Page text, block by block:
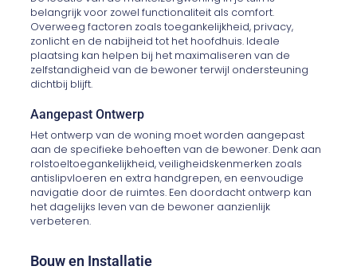
belangrijk voor zowel functionaliteit als comfort.
Overweeg factoren zoals toegankelijkheid, privacy,
zonlicht en de nabijheid tot het hoofdhuis. Ideale
plaatsing kan helpen bij het maximaliseren van de
zelfstandigheid van de bewoner terwijl ondersteuning
dichtbij blijft.
Aangepast Ontwerp
Het ontwerp van de woning moet worden aangepast
aan de specifieke behoeften van de bewoner. Denk aan
rolstoeltoegankelijkheid, veiligheidskenmerken zoals
antislipvloeren en extra handgrepen, en eenvoudige
navigatie door de ruimtes. Een doordacht ontwerp kan
het dagelijks leven van de bewoner aanzienlijk
verbeteren.
Bouw en Installatie